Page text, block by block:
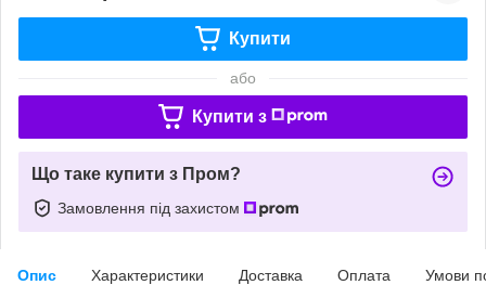
Купити
або
Купити з
Що таке купити з Пром?
Замовлення під захистом
Опис Характеристики Доставка Оплата Умови